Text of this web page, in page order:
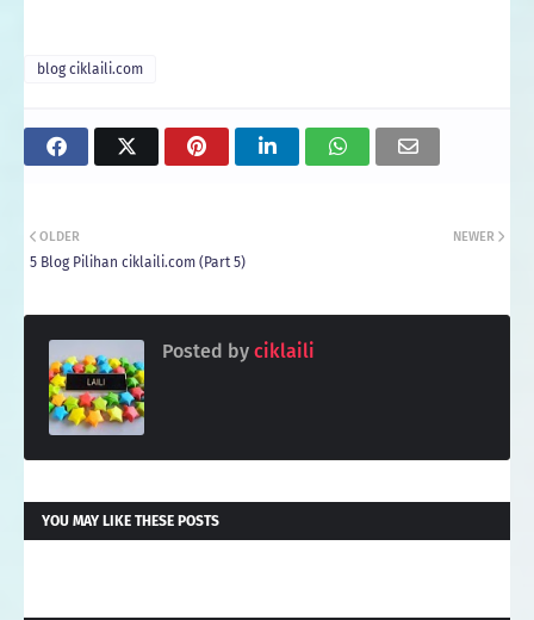
blog ciklaili.com
NEWER
OLDER
5 Blog Pilihan ciklaili.com (Part 5)
Posted by ciklaili
YOU MAY LIKE THESE POSTS